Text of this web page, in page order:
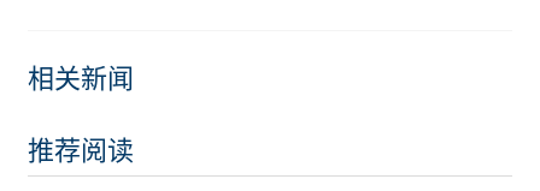
相关新闻
推荐阅读